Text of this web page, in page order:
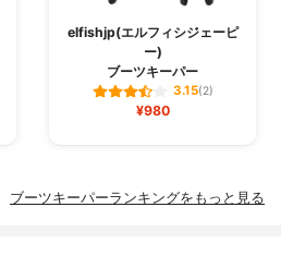
elfishjp(エルフィシジェーピ
ー)
ブーツキーパー
3.15(2)
¥980
ブーツキーパーランキングをもっと見る